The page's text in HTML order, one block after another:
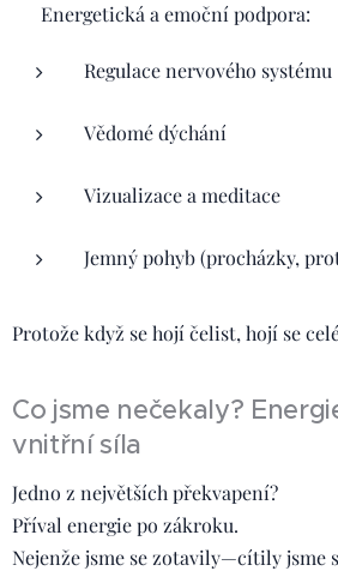
🌬️ Energetická a emoční podpora:
Regulace nervového systému
Vědomé dýchání
Vizualizace a meditace
Jemný pohyb (procházky,
Protože když se hojí čelist, hojí se
Co jsme nečekaly?
vnitřní síla
Jedno z největších překvapení?
Příval energie po zákroku.
Nejenže jsme se zotavily—cítily jsme